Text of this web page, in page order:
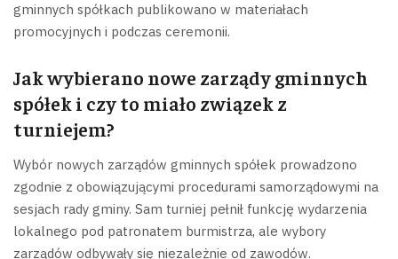
gminnych spółkach publikowano w materiałach
promocyjnych i podczas ceremonii.
Jak wybierano nowe zarządy gminnych
spółek i czy to miało związek z
turniejem?
Wybór nowych zarządów gminnych spółek prowadzono
zgodnie z obowiązującymi procedurami samorządowymi na
sesjach rady gminy. Sam turniej pełnił funkcję wydarzenia
lokalnego pod patronatem burmistrza, ale wybory
zarządów odbywały się niezależnie od zawodów.